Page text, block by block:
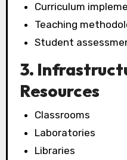
Curriculum
Teaching
Student
3.
Resources
Classrooms
Laboratories
Libraries